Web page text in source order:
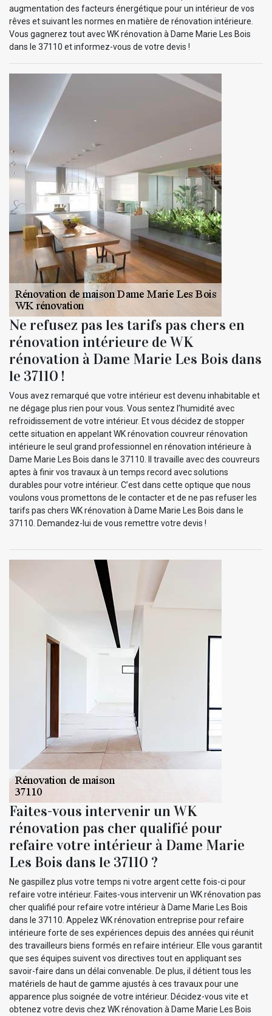
augmentation des facteurs énergétique pour un intérieur de vos
rêves et suivant les normes en matière de rénovation intérieure.
Vous gagnerez tout avec WK rénovation à Dame Marie Les Bois
dans le 37110 et informez-vous de votre devis !
Ne refusez pas les tarifs pas chers en
rénovation intérieure de WK
rénovation à Dame Marie Les Bois dans
le 37110 !
Vous avez remarqué que votre intérieur est devenu inhabitable et
ne dégage plus rien pour vous. Vous sentez l’humidité avec
refroidissement de votre intérieur. Et vous décidez de stopper
cette situation en appelant WK rénovation couvreur rénovation
intérieure le seul grand professionnel en rénovation intérieure à
Dame Marie Les Bois dans le 37110. Il travaille avec des couvreurs
aptes à finir vos travaux à un temps record avec solutions
durables pour votre intérieur. C’est dans cette optique que nous
voulons vous promettons de le contacter et de ne pas refuser les
tarifs pas chers WK rénovation à Dame Marie Les Bois dans le
37110. Demandez-lui de vous remettre votre devis !
Faites-vous intervenir un WK
rénovation pas cher qualifié pour
refaire votre intérieur à Dame Marie
Les Bois dans le 37110 ?
Ne gaspillez plus votre temps ni votre argent cette fois-ci pour
refaire votre intérieur. Faites-vous intervenir un WK rénovation pas
cher qualifié pour refaire votre intérieur à Dame Marie Les Bois
dans le 37110. Appelez WK rénovation entreprise pour refaire
intérieure forte de ses expériences depuis des années qui réunit
des travailleurs biens formés en refaire intérieur. Elle vous garantit
que ses équipes suivent vos directives tout en appliquant ses
savoir-faire dans un délai convenable. De plus, il détient tous les
matériels de haut de gamme ajustés à ces travaux pour une
apparence plus soignée de votre intérieur. Décidez-vous vite et
obtenez votre devis chez WK rénovation à Dame Marie Les Bois